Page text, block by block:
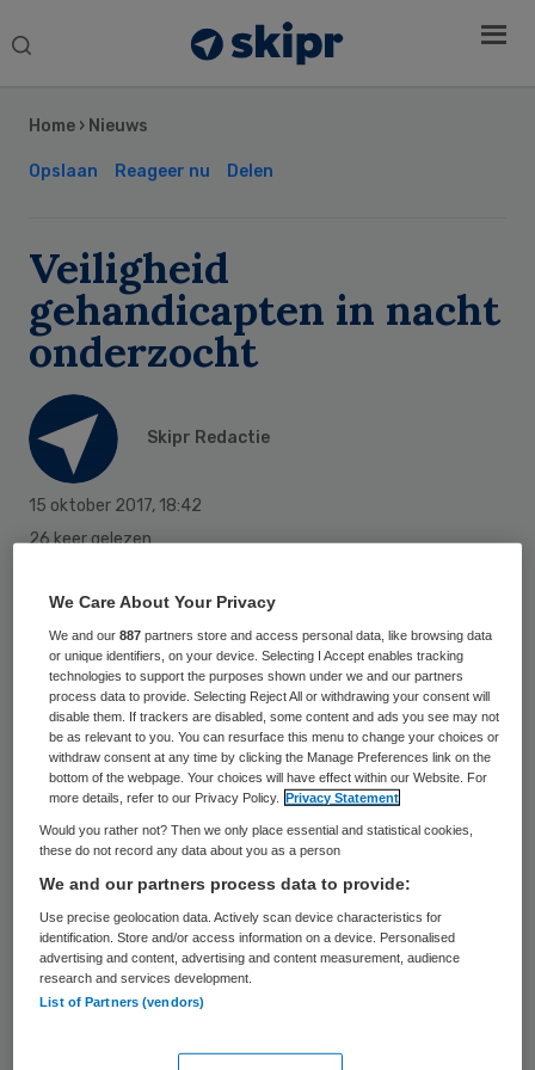
Search
Home › Nieuws
Opslaan Reageer nu Delen
Veiligheid
gehandicapten in nacht
onderzocht
Skipr Redactie
15 oktober 2017, 18:42
26 keer gelezen
Een landelijk onderzoek moet duidelijk
maken hoe het gesteld is met de zorg voor
gehandicapten in de nachtelijke uren.
Vereniging Gehandicaptenzorg Nederland
(VGN) wil in kaart laten brengen hoe de
nachtzorg in instellingen is geregeld, of
incidenten gebeuren en in hoeverre
daarvan wordt geleerd.
De aanleiding zijn kritische verhalen over
toezicht op afstand in het tv-programma
Nieuwsuur. Zo vertelde de zus van een man
een gehandicapteninstelling dat hij pas ’s
Sidebar
We Care About Your Privacy
We and our887 partners store and access personal data, like browsing data
or unique identifiers, on your device. Selecting I Accept enables tracking
technologies to support the purposes shown under we and our partners
process data to provide. Selecting Reject All or withdrawing your consent will
disable them. If trackers are disabled, some content and ads you see may not
be as relevant to you. You can resurface this menu to change your choices or
withdraw consent at any time by clicking the Manage Preferences link on the
bottom of the webpage. Your choices will have effect within our Website. For
more details, refer to our Privacy Policy.
Privacy Statement
Would you rather not? Then we only place essential and statistical cookies,
these do not record any data about you as a person
We and our partners process data to provide:
Use precise geolocation data. Actively scan device characteristics for
identification. Store and/or access information on a device. Personalised
advertising and content, advertising and content measurement, audience
research and services development.
List of Partners (vendors)